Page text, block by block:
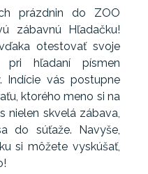
prázdnin do ZOO
zábavnú Hľadačku!
otestovať svoje
pri hľadaní písmen
Indície vás postupne
ktorého meno si na
nielen skvelá zábava,
do súťaže. Navyše,
si môžete vyskúšať,